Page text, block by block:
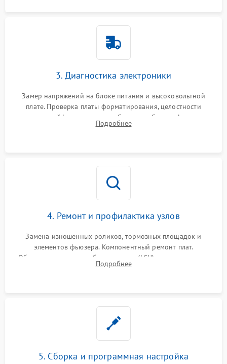
3. Диагностика электроники
Замер напряжений на блоке питания и высоковольтной
плате. Проверка платы форматирования, целостности
плоских шлейфов сканера и работоспособности флажков и
оптопар (датчиков прохождения бумаги).
Подробнее
4. Ремонт и профилактика узлов
Замена изношенных роликов, тормозных площадок и
элементов фьюзера. Компонентный ремонт плат.
Обязательная очистка блока лазера (LSU), зеркал и тракта
печати от просыпанного тонера и бумажной пыли.
Подробнее
5. Сборка и программная настройка